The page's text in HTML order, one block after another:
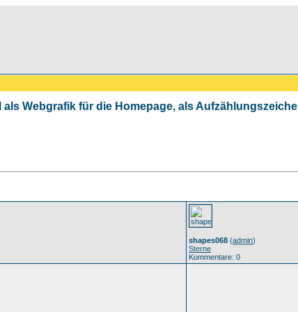
Webgrafik für die Homepage, als
shapes068 (admin)
Sterne
Kommentare: 0